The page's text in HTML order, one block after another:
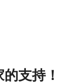
支持！